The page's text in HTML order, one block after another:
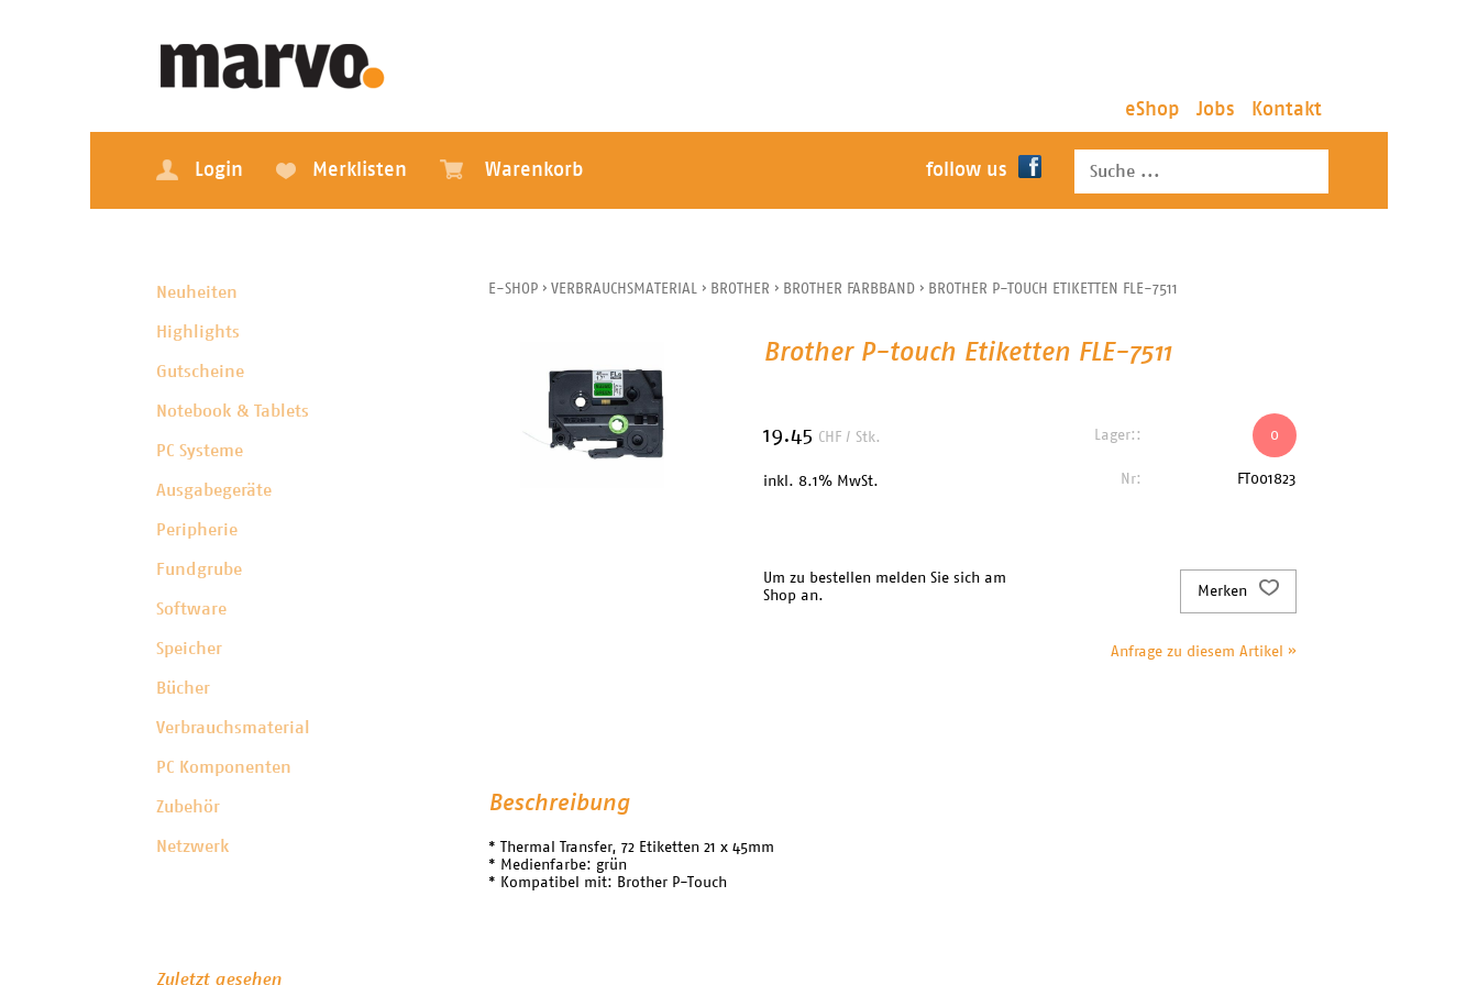
eShop Jobs Kontakt
Login Merklisten Warenkorb follow us
Neuheiten
Highlights
Gutscheine
Notebook & Tablets
PC Systeme
Ausgabegeräte
Peripherie
Fundgrube
Software
Speicher
Bücher
Verbrauchsmaterial
PC Komponenten
Zubehör
Netzwerk
E-SHOP › VERBRAUCHSMATERIAL › BROTHER › BROTHER FARBBAND › BROTHER P-TOUCH ETIKETTEN FLE-7511
Brother P-touch Etiketten FLE-7511
19.45 CHF / Stk.
inkl. 8.1% MwSt.
Lager:: 0
Nr: FT001823
Um zu bestellen melden Sie sich am
Shop an.
Merken
Anfrage zu diesem Artikel »
Beschreibung
* Thermal Transfer, 72 Etiketten 21 x 45mm
* Medienfarbe: grün
* Kompatibel mit: Brother P-Touch
Zuletzt gesehen